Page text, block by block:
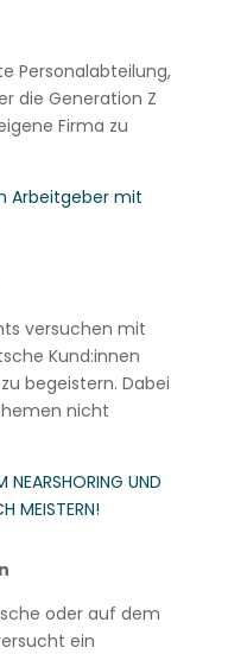
Personalabteilung,
die Generation Z
Firma zu
Arbeitgeber mit
versuchen mit
Kund:innen
begeistern. Dabei
nicht
NEARSHORING UND
MEISTERN!
oder auf dem
ein